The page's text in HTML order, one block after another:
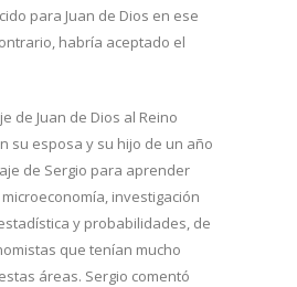
para Juan de Dios en ese
habría aceptado el
de Juan de Dios al Reino
su esposa y su hijo de un año
de Sergio para aprender
investigación
y probabilidades, de
que tenían mucho
áreas. Sergio comentó